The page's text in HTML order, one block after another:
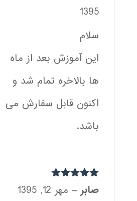
1395
سلام
این آموزش بعد از ماه
ها بالاخره تمام شد و
اکنون قابل سفارش می
باشد.
نمره
صابر – مهر 12, 1395